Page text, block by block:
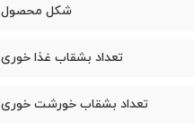
شکل محصول
تعداد بشقاب غذا خوری
تعداد بشقاب خورشت خوری